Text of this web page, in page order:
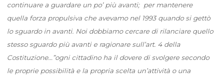
continuare a guardare un po’ più avanti; per mantenere
quella forza propulsiva che avevamo nel 1993 quando si gettò
lo sguardo in avanti. Noi dobbiamo cercare di rilanciare quello
stesso sguardo più avanti e ragionare sull’art. 4 della
Costituzione…”ogni cittadino ha il dovere di svolgere secondo
le proprie possibilità e la propria scelta un’attività o una